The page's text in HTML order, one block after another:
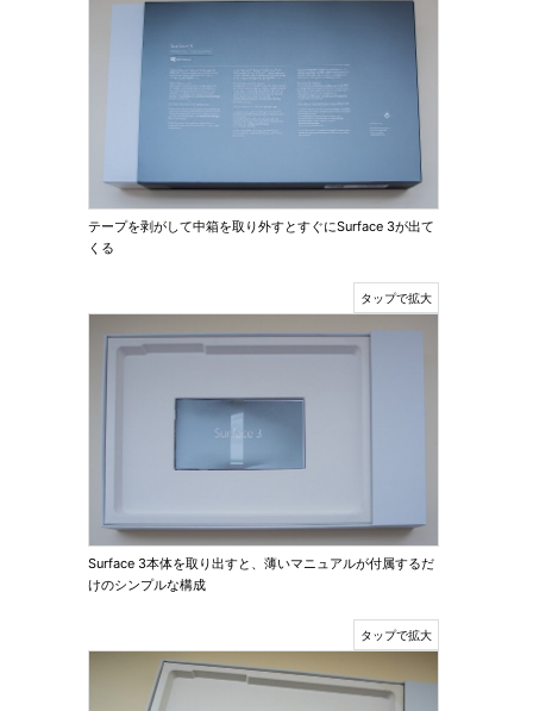
テープを剥がして中箱を取り外すとすぐにSurface 3が出て
くる
Surface 3本体を取り出すと、薄いマニュアルが付属するだ
けのシンプルな構成